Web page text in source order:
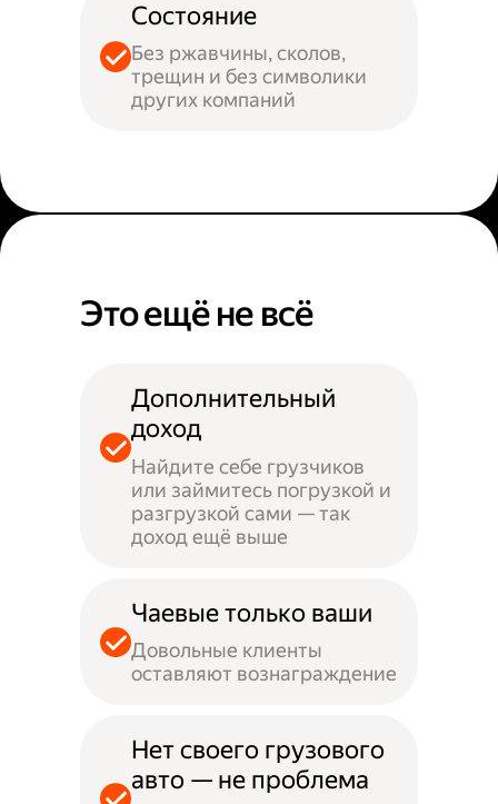
Состояние
Без ржавчины, сколов,
трещин и без символики
других компаний
Это ещё не всё
Дополнительный
доход
Найдите себе грузчиков
или займитесь погрузкой и
разгрузкой сами — так
доход ещё выше
Чаевые только ваши
Довольные клиенты
оставляют вознаграждение
Нет своего грузового
авто — не проблема